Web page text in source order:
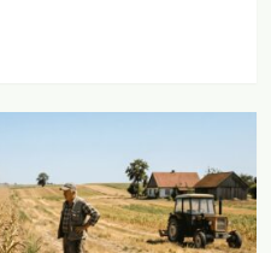
dla przyrody i zwierząt,